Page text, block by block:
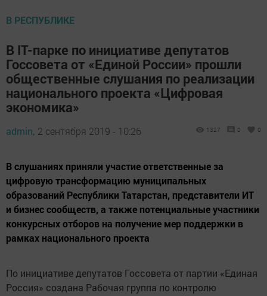
В РЕСПУБЛИКЕ
В IT-парке по инициативе депутатов
Госсовета от «Единой России» прошли
общественные слушания по реализации
национального проекта «Цифровая
экономика»
admin, 2 сентября 2019 - 10:26 1327 0 0
В слушаниях приняли участие ответственные за
цифровую трансформацию муниципальных
образований Республики Татарстан, представители ИТ
и бизнес сообществ, а также потенциальные участники
конкурсных отборов на получение мер поддержки в
рамках национального проекта
По инициативе депутатов Госсовета от партии «Единая
Россия» создана Рабочая группа по контролю